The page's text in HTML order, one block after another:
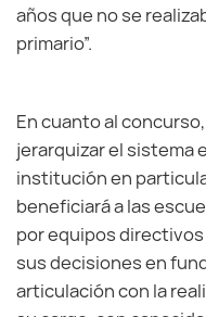
años que no se
primario”.
En cuanto al
jerarquizar el sistema
institución en
beneficiará a las
por equipos
sus decisiones en
articulación con la